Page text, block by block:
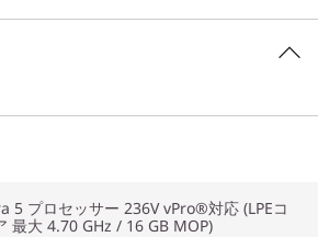
プロセッサー 236V vPro®対応 (LPEコ
最大 4.70 GHz / 16 GB MOP)